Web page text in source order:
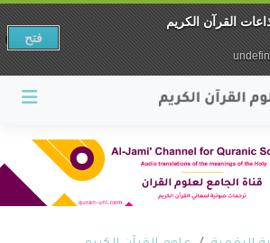
القرآن الكريم
فتح